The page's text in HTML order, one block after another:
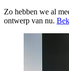
Zo hebben we al
ontwerp van nu.